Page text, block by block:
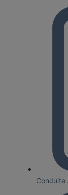
Conduite